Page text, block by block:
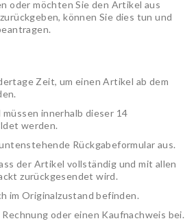
oder möchten Sie den Artikel aus
können Sie dies tun und
Zeit, um einen Artikel ab dem
innerhalb dieser 14
werden.
Rückgabeformular aus.
der Artikel vollständig und mit allen
zurückgesendet wird.
im Originalzustand befinden.
oder einen Kaufnachweis bei.